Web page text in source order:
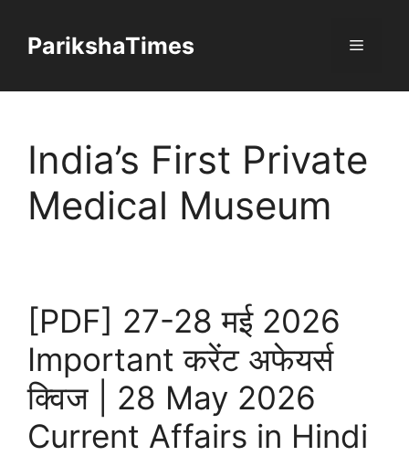
contentParikshaTimes Menu
India’s First Private
Medical Museum
[PDF] 27-28 मई 2026
Important करेंट अफेयर्स
क्विज | 28 May 2026
Current Affairs in Hindi